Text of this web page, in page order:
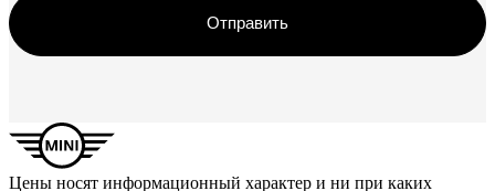
Отправить
Цены носят информационный характер и ни при каких